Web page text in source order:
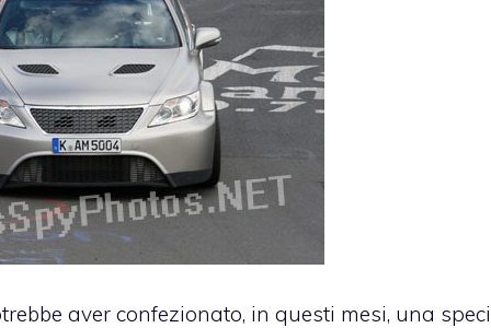
aver confezionato, in questi mesi, una